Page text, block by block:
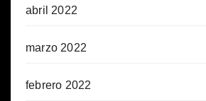
abril 2022
marzo 2022
febrero 2022